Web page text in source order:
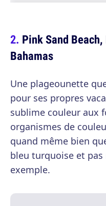
Pink Sand
Bahamas
Une plageounette
pour ses propres
sublime couleur aux
organismes de
quand même bien
bleu turquoise et
exemple.